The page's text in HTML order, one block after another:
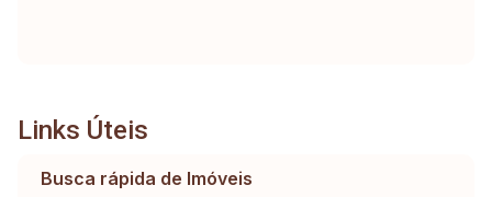
Links Úteis
Busca rápida de Imóveis